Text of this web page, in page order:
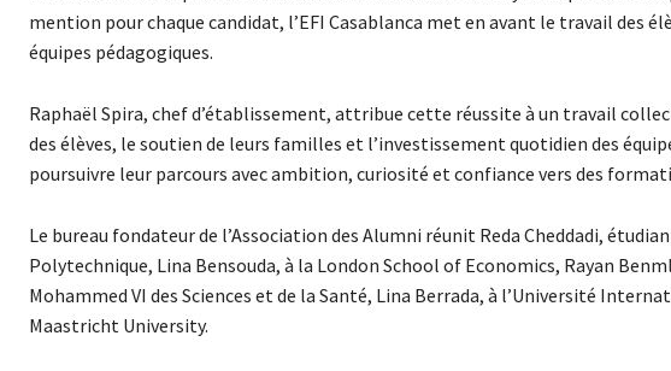
mention pour chaque candidat, l’EFI Casablanca met en avant le travail des
équipes pédagogiques.
Raphaël Spira, chef d’établissement, attribue cette réussite à un travail
des élèves, le soutien de leurs familles et l’investissement quotidien des
poursuivre leur parcours avec ambition, curiosité et confiance vers des
Le bureau fondateur de l’Association des Alumni réunit Reda Cheddadi,
Polytechnique, Lina Bensouda, à la London School of Economics, Rayan
Mohammed VI des Sciences et de la Santé, Lina Berrada, à l’Université
Maastricht University.